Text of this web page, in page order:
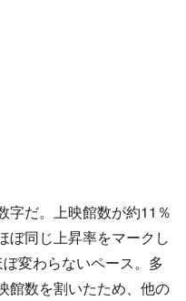
だ。上映館数が約11％
ぼ同じ上昇率をマークし
変わらないペース。多
館数を割いたため、他の